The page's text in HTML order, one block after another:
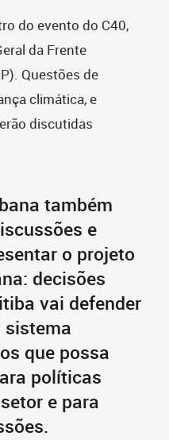
do evento do C40,
da Frente
Questões de
climática, e
discutidas
também
e
o projeto
decisões
vai defender
sistema
que possa
políticas
e para